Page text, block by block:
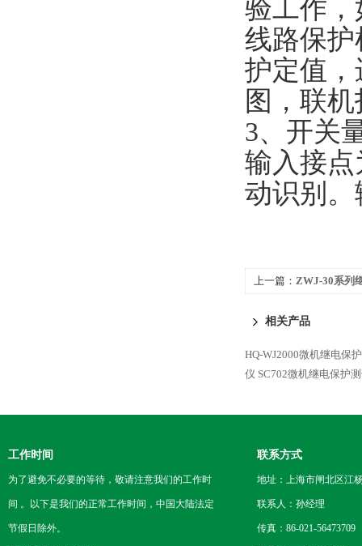
验工作
线路保
护定值
图，联
3、开关
输入接点
动识别
上一篇： ZWJ-30系列
相关产品
HQ-WJ2000微机继电保
仪 SC702微机继电保护
工作时间
为了避免不必要的等待，敬请注意我们的工作时
间 。以下是我们的正常工作时间，中国大陆法定
节假日除外。
联系方式
地址：上海市闸北区江
联系人：孙经理
传真：86-021-56473709